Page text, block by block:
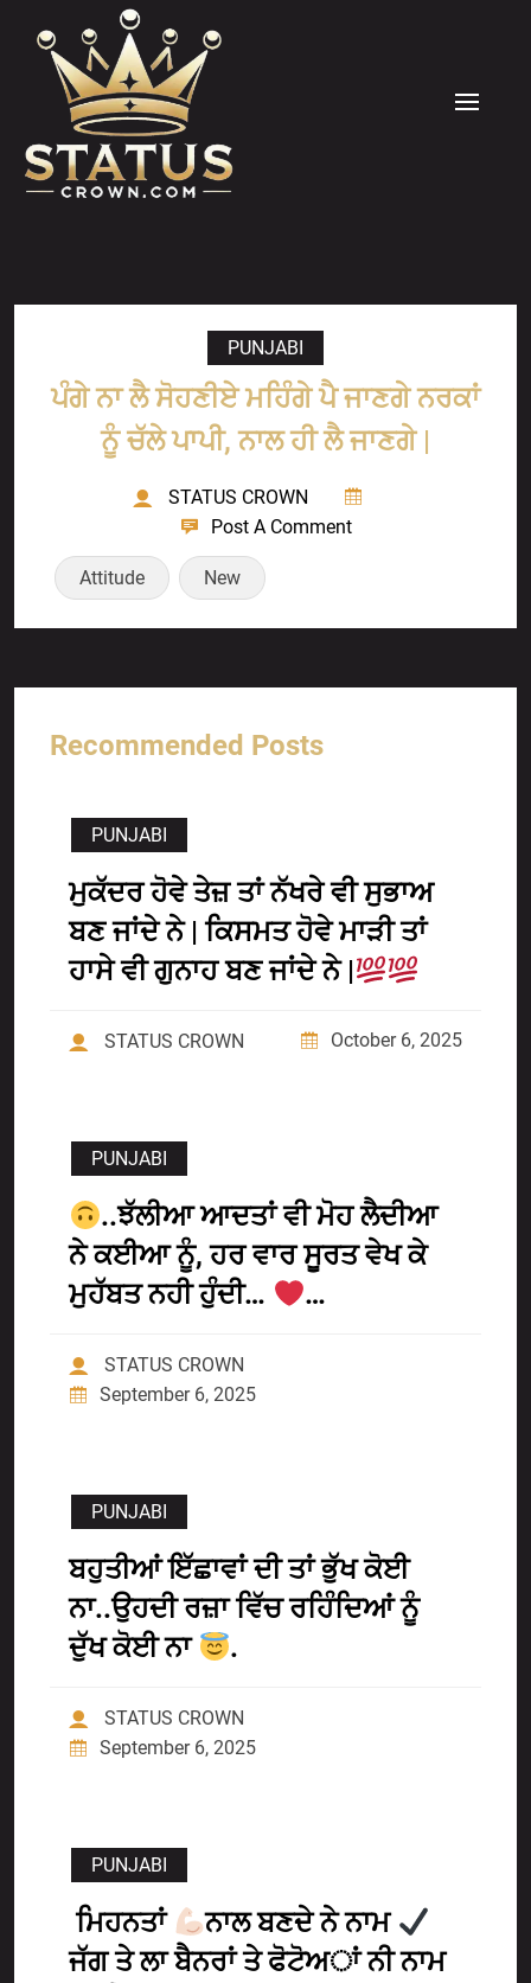
content
MENU
PUNJABI
ਪੰਗੇ ਨਾ ਲੈ ਸੋਹਣੀਏ ਮਹਿੰਗੇ ਪੈ ਜਾਣਗੇ ਨਰਕਾਂ
ਨੂੰ ਚੱਲੇ ਪਾਪੀ, ਨਾਲ ਹੀ ਲੈ ਜਾਣਗੇ |
STATUS CROWN
Post A Comment
Attitude New
Recommended Posts
PUNJABI
ਮੁਕੱਦਰ ਹੋਵੇ ਤੇਜ਼ ਤਾਂ ਨੱਖਰੇ ਵੀ ਸੁਭਾਅ
ਬਣ ਜਾਂਦੇ ਨੇ | ਕਿਸਮਤ ਹੋਵੇ ਮਾੜੀ ਤਾਂ
ਹਾਸੇ ਵੀ ਗੁਨਾਹ ਬਣ ਜਾਂਦੇ ਨੇ |
STATUS CROWN October 6, 2025
PUNJABI
..ਝੱਲੀਆ ਆਦਤਾਂ ਵੀ ਮੋਹ ਲੈਦੀਆ
ਨੇ ਕਈਆ ਨੂੰ, ਹਰ ਵਾਰ ਸੂਰਤ ਵੇਖ ਕੇ
ਮੁਹੱਬਤ ਨਹੀ ਹੁੰਦੀ…
…
STATUS CROWN
September 6, 2025
PUNJABI
ਬਹੁਤੀਆਂ ਇੱਛਾਵਾਂ ਦੀ ਤਾਂ ਭੁੱਖ ਕੋਈ
ਨਾ..ਉਹਦੀ ਰਜ਼ਾ ਵਿੱਚ ਰਹਿੰਦਿਆਂ ਨੂੰ
ਦੁੱਖ ਕੋਈ ਨਾ
.
STATUS CROWN
September 6, 2025
PUNJABI
ਮਿਹਨਤਾਂ
ਨਾਲ ਬਣਦੇ ਨੇ ਨਾਮ
ਜੱਗ ਤੇ ਲਾ ਬੈਨਰਾਂ ਤੇ ਫੋਟੋਅਾਂ ਨੀ ਨਾਮ